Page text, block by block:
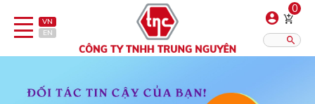
VN
EN
0